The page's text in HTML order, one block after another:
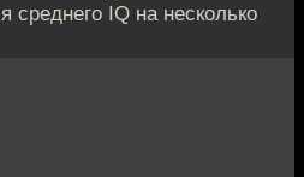
среднего IQ на несколько